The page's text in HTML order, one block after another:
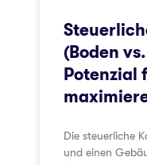
(Boden
Potenzial
Die steuerliche
und einen